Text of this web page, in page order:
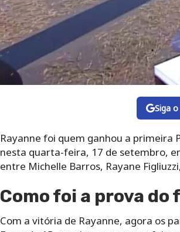
Siga
Rayanne foi quem ganhou a primeira
nesta quarta-feira, 17 de setembro,
entre Michelle Barros, Rayane
Como foi a prova do
Com a vitória de Rayanne, agora os